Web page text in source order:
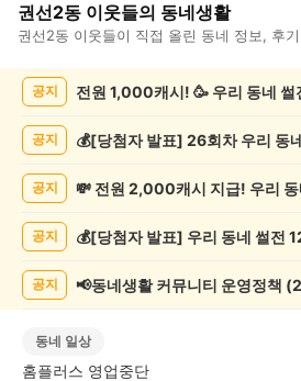
권선2동 이웃들의 동네생활
권선2동 이웃들이 직접 올린 동네 정보, 후
록
공지 전원 1,000캐시! 🥳 우리 동네
공지
공지
공지
공지 📢동네생활 커뮤니티 운영정책
동네 일상
홈플러스 영업중단